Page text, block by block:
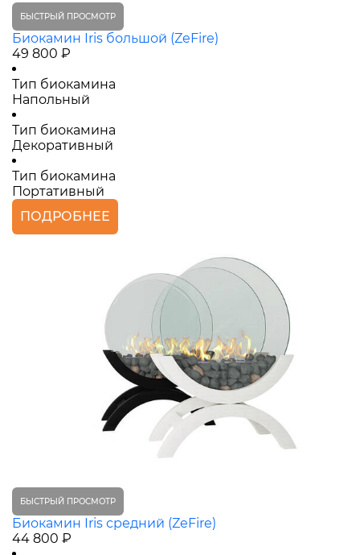
БЫСТРЫЙ ПРОСМОТР
Биокамин Iris большой (ZeFire)
49 800 ₽
Тип биокамина
Напольный
Тип биокамина
Декоративный
Тип биокамина
Портативный
ПОДРОБНЕЕ
БЫСТРЫЙ ПРОСМОТР
Биокамин Iris средний (ZeFire)
44 800 ₽